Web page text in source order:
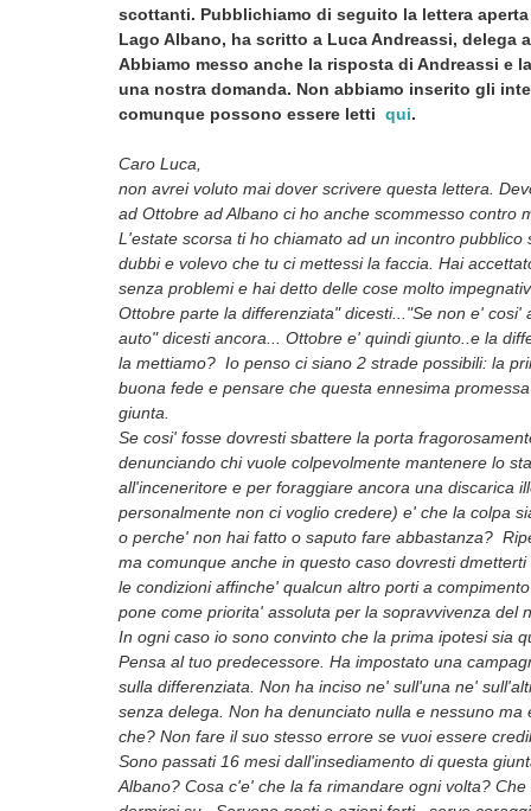
scottanti. Pubblichiamo di seguito la lettera
Lago Albano, ha scritto a Luca Andreassi, delega
Abbiamo messo anche la risposta di Andreassi e
una nostra domanda. Non abbiamo inserito gli
comunque possono essere letti qui.
Caro Luca,
non avrei voluto mai dover scrivere questa lettera.
ad Ottobre ad Albano ci ho anche scommesso contro
L'estate scorsa ti ho chiamato ad un incontro
dubbi e volevo che tu ci mettessi la faccia. Hai
senza problemi e hai detto delle cose molto
Ottobre parte la differenziata" dicesti..."Se non e'
auto" dicesti ancora... Ottobre e' quindi giunto..e la
la mettiamo? Io penso ci siano 2 strade possibili: la
buona fede e pensare che questa ennesima
giunta.
Se cosi' fosse dovresti sbattere la porta
denunciando chi vuole colpevolmente mantenere lo
all'inceneritore e per foraggiare ancora una discarica
personalmente non ci voglio credere) e' che la colpa
o perche' non hai fatto o saputo fare abbastanza?
ma comunque anche in questo caso dovresti
le condizioni affinche' qualcun altro porti a
pone come priorita' assoluta per la sopravvivenza del
In ogni caso io sono convinto che la prima ipotesi sia
Pensa al tuo predecessore. Ha impostato una
sulla differenziata. Non ha inciso ne' sull'una ne'
senza delega. Non ha denunciato nulla e nessuno ma
che? Non fare il suo stesso errore se vuoi essere
Sono passati 16 mesi dall'insediamento di questa
Albano? Cosa c'e' che la fa rimandare ogni volta?